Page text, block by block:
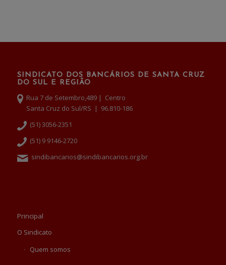
SINDICATO DOS BANCÁRIOS DE SANTA CRUZ
DO SUL E REGIÃO
Rua 7 de Setembro,489 | Centro
Santa Cruz do Sul/RS | 96.810-186
(51) 3056-2351
(51) 9 9146-2720
sindibancarios@sindibancarios.org.br
Principal
O Sindicato
Quem somos